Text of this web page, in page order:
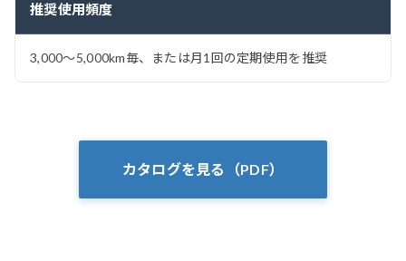
推奨使用頻度
3,000〜5,000km毎、または月1回の定期使用を推奨
カタログを見る（PDF）